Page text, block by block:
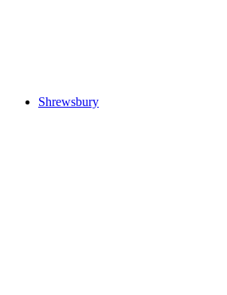
Shrewsbury